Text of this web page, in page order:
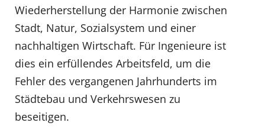
Wiederherstellung der Harmonie zwischen
Stadt, Natur, Sozialsystem und einer
nachhaltigen Wirtschaft. Für Ingenieure ist
dies ein erfüllendes Arbeitsfeld, um die
Fehler des vergangenen Jahrhunderts im
Städtebau und Verkehrswesen zu
beseitigen.